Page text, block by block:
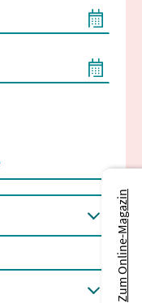
Zum Online-Magazin